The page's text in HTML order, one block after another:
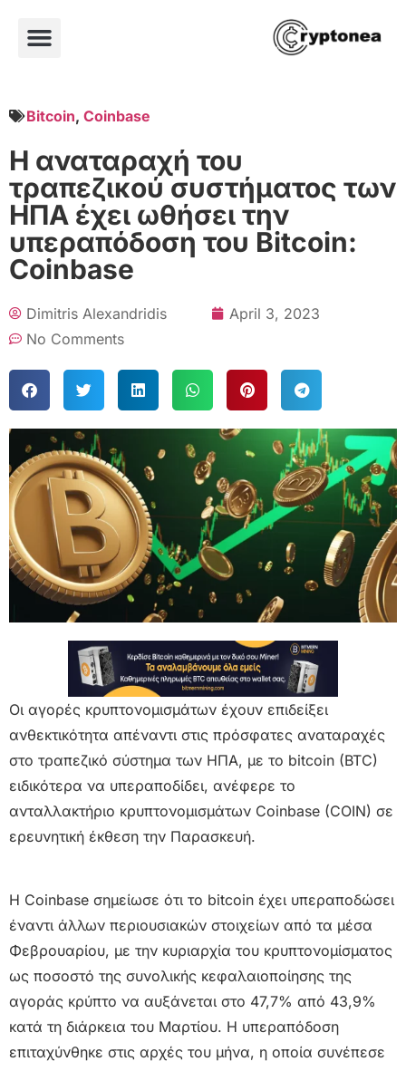
Bitcoin, Coinbase
Η αναταραχή του
τραπεζικού συστήματος των
ΗΠΑ έχει ωθήσει την
υπεραπόδοση του Bitcoin:
Coinbase
Dimitris Alexandridis
April 3, 2023
No Comments
Οι αγορές κρυπτονομισμάτων έχουν επιδείξει
ανθεκτικότητα απέναντι στις πρόσφατες αναταραχές
στο τραπεζικό σύστημα των ΗΠΑ, με το bitcoin (BTC)
ειδικότερα να υπεραποδίδει, ανέφερε το
ανταλλακτήριο κρυπτονομισμάτων Coinbase (COIN) σε
ερευνητική έκθεση την Παρασκευή.
Η Coinbase σημείωσε ότι το bitcoin έχει υπεραποδώσει
έναντι άλλων περιουσιακών στοιχείων από τα μέσα
Φεβρουαρίου, με την κυριαρχία του κρυπτονομίσματος
ως ποσοστό της συνολικής κεφαλαιοποίησης της
αγοράς κρύπτο να αυξάνεται στο 47,7% από 43,9%
κατά τη διάρκεια του Μαρτίου. Η υπεραπόδοση
επιταχύνθηκε στις αρχές του μήνα, η οποία συνέπεσε